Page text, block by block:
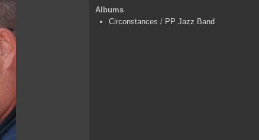
Albums
Circonstances / PP Jazz Band